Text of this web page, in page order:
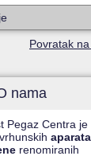
Povratak
nama
Pegaz Centra je
renomiranih